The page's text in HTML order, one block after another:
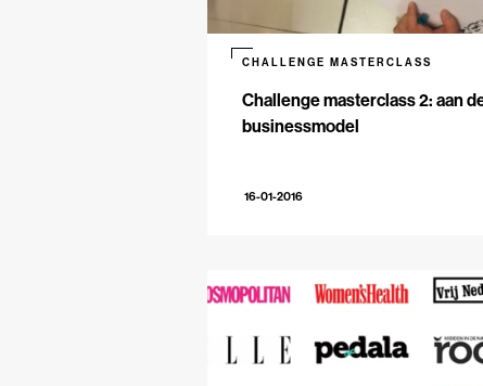
Challenge masterclass 2: aan
businessmodel
CHALLENGE MASTERCLASS
16-01-2016